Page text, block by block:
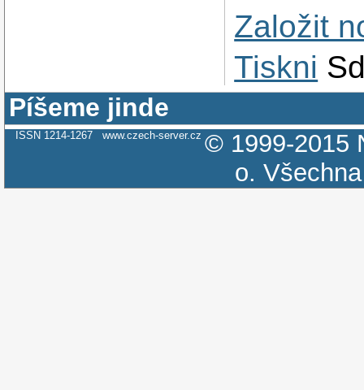
Založit
Tiskni
Píšeme jinde
ISSN 1214-1267 www.czech-server.cz © 1999-2015
o.